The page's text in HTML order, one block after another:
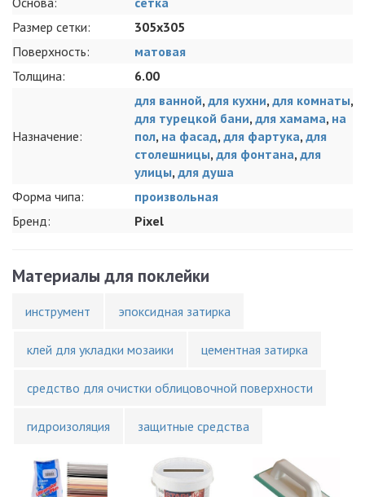
Размер сетки:
305x305
Поверхность:
матовая
Толщина:
6.00
Назначение:
для ванной, для кухни, для комнаты,
для турецкой бани, для хамама, на
пол, на фасад, для фартука, для
столешницы, для фонтана, для
улицы, для душа
Форма чипа:
произвольная
Бренд:
Pixel
Материалы для поклейки
инструмент эпоксидная затирка
клей для укладки мозаики цементная затирка
средство для очистки облицовочной поверхности
гидроизоляция защитные средства